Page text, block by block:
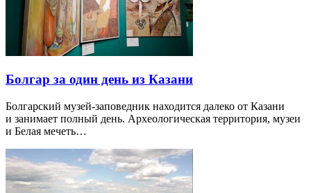
Болгар за один день из Казани
Болгарский музей-заповедник находится далеко от Казани
и занимает полный день. Археологическая территория, музеи
и Белая мечеть…